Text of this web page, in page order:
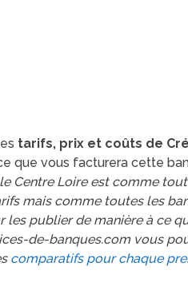
tarifs, prix et coûts de
que vous facturera cette
Centre Loire est comme
mais comme toutes les
les publier de manière à ce
de-banques.com vous
comparatifs pour chaque